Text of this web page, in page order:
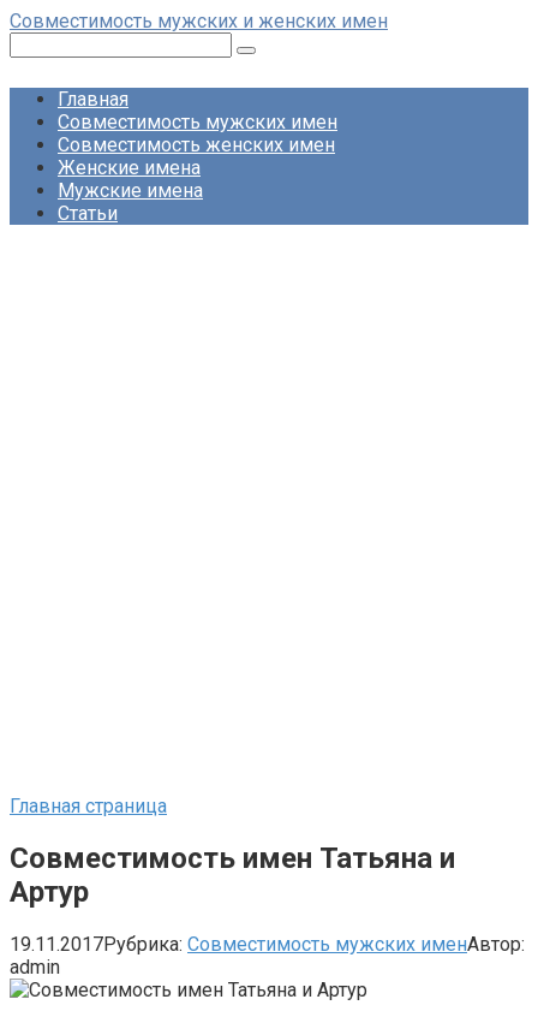
Перейти
контенту
Совместимость мужских и женских имен
Главная
Совместимость мужских имен
Совместимость женских имен
Женские имена
Мужские имена
Статьи
Главная страница
Совместимость имен Татьяна и
Артур
19.11.2017Рубрика: Совместимость мужских именАвтор:
admin